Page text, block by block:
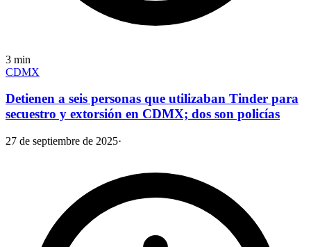
3 min
CDMX
Detienen a seis personas que utilizaban Tinder para
secuestro y extorsión en CDMX; dos son policías
27 de septiembre de 2025·